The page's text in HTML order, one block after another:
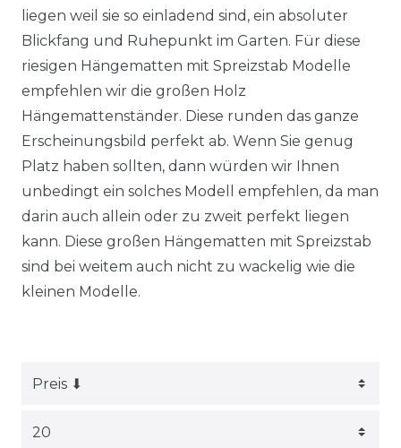
liegen weil sie so einladend sind, ein absoluter
Blickfang und Ruhepunkt im Garten. Für diese
riesigen Hängematten mit Spreizstab Modelle
empfehlen wir die großen Holz
Hängemattenständer. Diese runden das ganze
Erscheinungsbild perfekt ab. Wenn Sie genug
Platz haben sollten, dann würden wir Ihnen
unbedingt ein solches Modell empfehlen, da man
darin auch allein oder zu zweit perfekt liegen
kann. Diese großen Hängematten mit Spreizstab
sind bei weitem auch nicht zu wackelig wie die
kleinen Modelle.